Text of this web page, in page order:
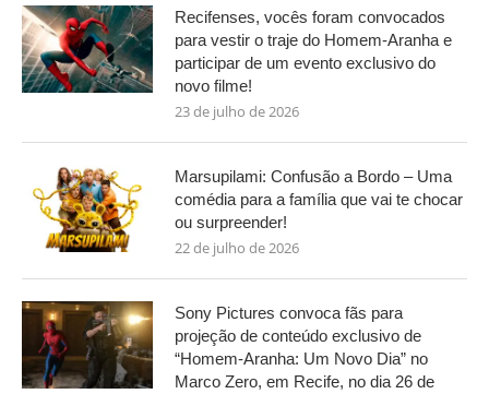
Recifenses, vocês foram convocados
para vestir o traje do Homem-Aranha e
participar de um evento exclusivo do
novo filme!
23 de julho de 2026
Marsupilami: Confusão a Bordo – Uma
comédia para a família que vai te chocar
ou surpreender!
22 de julho de 2026
Sony Pictures convoca fãs para
projeção de conteúdo exclusivo de
“Homem-Aranha: Um Novo Dia” no
Marco Zero, em Recife, no dia 26 de